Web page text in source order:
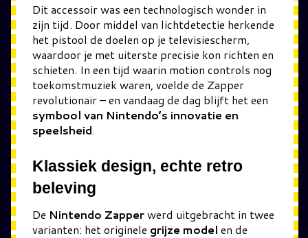
Dit accessoir was een technologisch wonder in
zijn tijd. Door middel van lichtdetectie herkende
het pistool de doelen op je televisiescherm,
waardoor je met uiterste precisie kon richten en
schieten. In een tijd waarin motion controls nog
toekomstmuziek waren, voelde de Zapper
revolutionair – en vandaag de dag blijft het een
symbool van Nintendo’s innovatie en
speelsheid.
Klassiek design, echte retro
beleving
De Nintendo Zapperwerd uitgebracht in twee
varianten: het originele grijze model en de